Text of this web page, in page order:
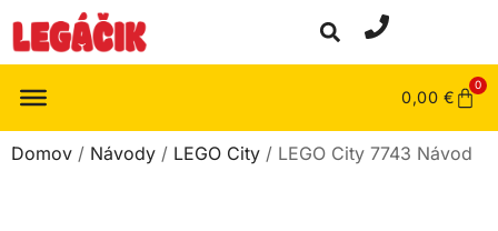
0,00 €
0
Domov / Návody / LEGO City / LEGO City 7743 Návod